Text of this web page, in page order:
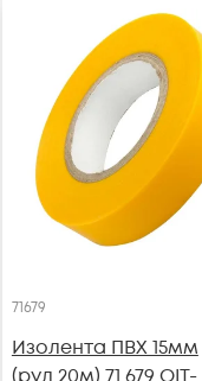
71679
Изолента ПВХ 15мм